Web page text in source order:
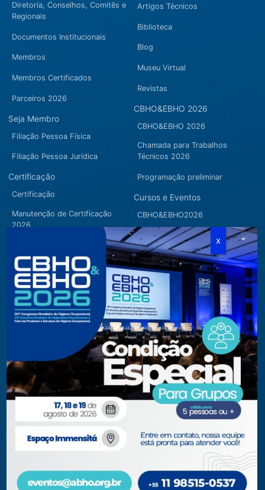
Diretoria, Conselhos, Comitês e
Regionais
Documentos Institucionais
Membros
Membros Certificados
Parceiros 2026
Seja Membro
Filiação Pessoa Física
Filiação Pessoa Jurídica
Certificação
Certificação
Manutenção de Certificação
2026
Artigos Técnicos
Biblioteca
Blog
Museu Virtual
Revistas
CBHO&EBHO 2026
CBHO&EBHO 2026
Chamada para Trabalhos
Técnicos 2026
Programação preliminar
Cursos e Eventos
CBHO&EBHO2026
Cursos Modulares
Eventos Apoiados
Eventos Regionais
Loja
Fone/Fax:
+ 55 11 3081.5909 / 3081.1709
secretaria@abho.org.br
Rua Cardoso de Almeida, 167 CJ 121
WhatsApp: (11) 93938-9842